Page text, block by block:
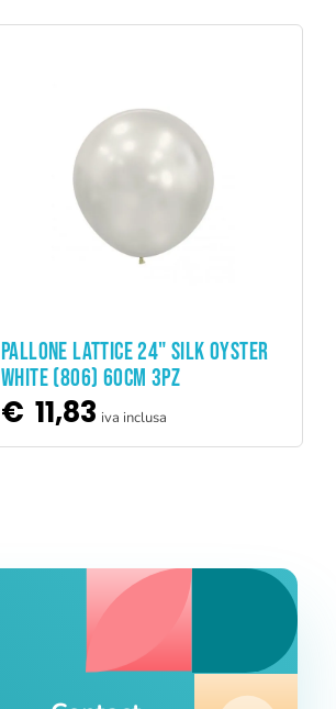
ADD TO CART
PALLONE LATTICE 24" SILK OYSTER
WHITE (806) 60CM 3PZ
€ 11,83 iva inclusa